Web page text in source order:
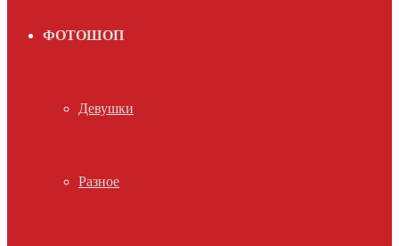
ФОТОШОП
Девушки
Разное